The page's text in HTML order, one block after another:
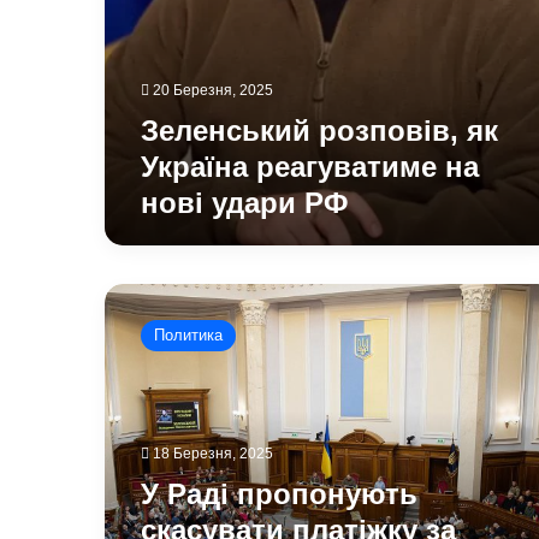
20 Березня, 2025
Зеленський розповів, як
Україна реагуватиме на
нові удари РФ
У
Раді
пропонують
скасувати
платіжку
за
транспортування
газу
для
українців
Политика
18 Березня, 2025
У Раді пропонують
скасувати платіжку за